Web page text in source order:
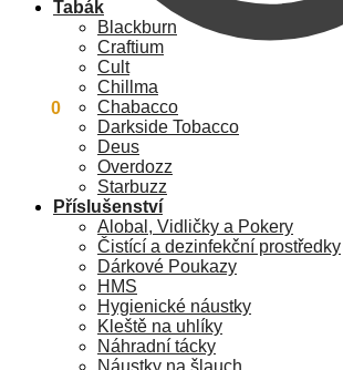
0
Tabák
Blackburn
Craftium
Cult
Chillma
Chabacco
Darkside Tobacco
Deus
Overdozz
Starbuzz
Příslušenství
Alobal, Vidličky a Pokery
Čistící a dezinfekční prostředky
Dárkové Poukazy
HMS
Hygienické náustky
Kleště na uhlíky
Náhradní tácky
Náustky na šlauch